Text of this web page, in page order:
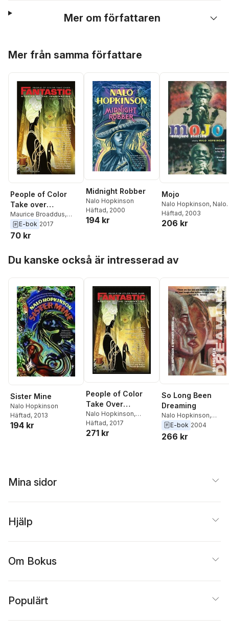
Mer om författaren
Mer från samma författare
People of Color
Take over
Fantastic Stories of
the Imagination
Maurice Broaddus,
Darcie Little Badger
Terence Taylor
Patterson,Tonya
Tsamaase,Henry Lien,
Alex Jennings,Eliza
Victoria,Christopher
Caldwell,Paul Miles,
Jermaine McGill,
Jennifer Marie Brissett
E. Lily Yu,Minsoo Kang
Su-Yee Lin,Stephen
Graham Jones,Nalo
Hopkinson,Nisi Shawl
E-bok 2017
70 kr
Midnight Robber
Nalo Hopkinson
Häftad, 2000
194 kr
Mojo
Nalo Hopkinson, Nalo
Hopkinson
Häftad, 2003
206 kr
Du kanske också är intresserad av
Sister Mine
Nalo Hopkinson
Häftad, 2013
194 kr
People of Color
Take Over
Fantastic Stories of
the Imagination
Nalo Hopkinson,
Minsoo Kang
Shawl
Häftad, 2017
271 kr
So Long Been
Dreaming
Nalo Hopkinson,
Uppinder Mehan
E-bok 2004
266 kr
Mina sidor
Hjälp
Om Bokus
Populärt